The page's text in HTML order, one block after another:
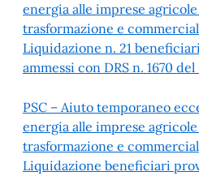
energia alle imprese
trasformazione e
Liquidazione n. 21
ammessi con DRS n. 1670
PSC – Aiuto temporaneo
energia alle imprese
trasformazione e
Liquidazione beneficiari